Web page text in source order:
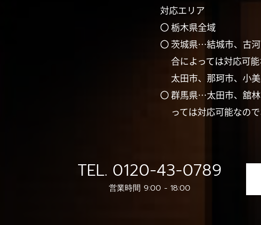
対応エリア
〇 栃木県全域
〇 茨城県…結城市、古
合によっては対応可
太田市、那珂市、小
〇 群馬県…太田市、舘
っては対応可能なの
TEL. 0120-43-0789
営業時間 9:00 - 18:00